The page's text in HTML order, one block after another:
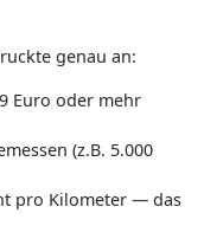
genau an:
Euro oder mehr
(z.B. 5.000
pro Kilometer — das